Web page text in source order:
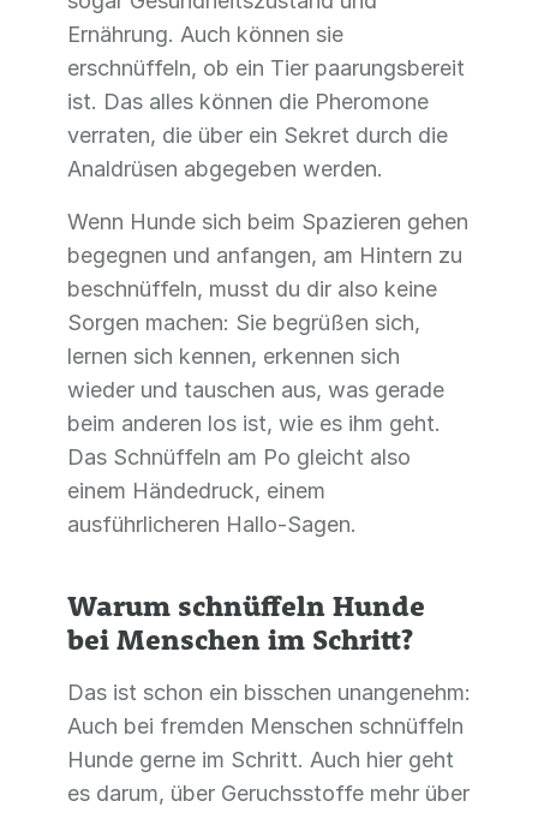
Ernährung. Auch können sie
erschnüffeln, ob ein Tier paarungsbereit
ist. Das alles können die Pheromone
verraten, die über ein Sekret durch die
Analdrüsen abgegeben werden.
Wenn Hunde sich beim Spazieren gehen
begegnen und anfangen, am Hintern zu
beschnüffeln, musst du dir also keine
Sorgen machen: Sie begrüßen sich,
lernen sich kennen, erkennen sich
wieder und tauschen aus, was gerade
beim anderen los ist, wie es ihm geht.
Das Schnüffeln am Po gleicht also
einem Händedruck, einem
ausführlicheren Hallo-Sagen.
Warum schnüffeln Hunde
bei Menschen im Schritt?
Das ist schon ein bisschen unangenehm:
Auch bei fremden Menschen schnüffeln
Hunde gerne im Schritt. Auch hier geht
es darum, über Geruchsstoffe mehr über